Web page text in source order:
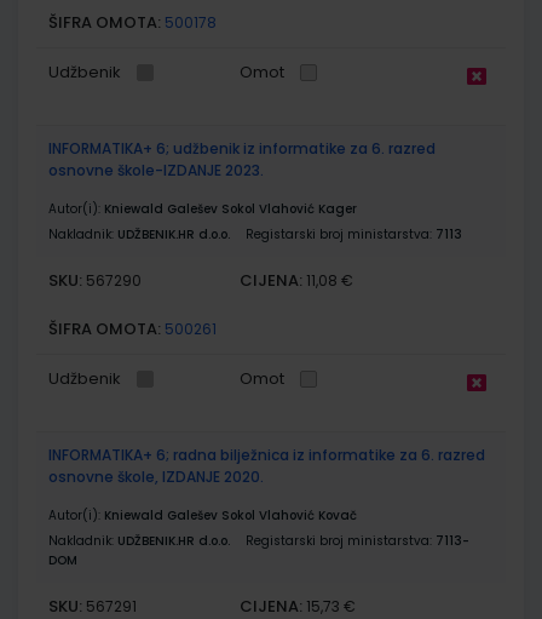
ŠIFRA OMOTA: 500178
Udžbenik Omot
INFORMATIKA+ 6; udžbenik iz informatike za 6. razred
osnovne škole-IZDANJE 2023.
Autor(i): Kniewald Galešev Sokol Vlahović Kager
Nakladnik: UDŽBENIK.HR d.o.o. Registarski broj ministarstva: 7113
SKU: 567290 CIJENA: 11,08 €
ŠIFRA OMOTA: 500261
Udžbenik Omot
INFORMATIKA+ 6; radna bilježnica iz informatike za 6. razred
osnovne škole, IZDANJE 2020.
Autor(i): Kniewald Galešev Sokol Vlahović Kovač
Nakladnik: UDŽBENIK.HR d.o.o. Registarski broj ministarstva: 7113-
DOM
SKU: 567291 CIJENA: 15,73 €